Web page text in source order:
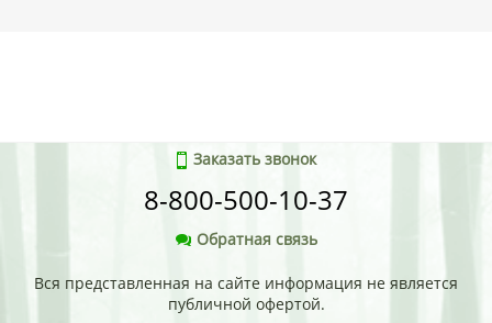
Заказать звонок
8-800-500-10-37
Обратная связь
Вся представленная на сайте информация не является
публичной офертой.